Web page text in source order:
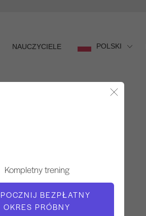
NAUCZYCIELE POLSKI
Kompletny trening
BEZPŁATNY
OKRES PRÓBNY
Jay Grimes
CZAS WIDEO